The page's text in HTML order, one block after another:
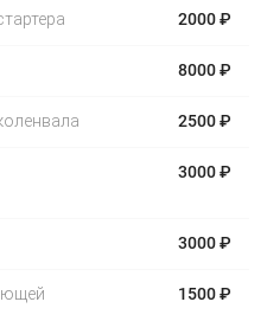
2000 ₽
8000 ₽
2500 ₽
3000 ₽
3000 ₽
1500 ₽